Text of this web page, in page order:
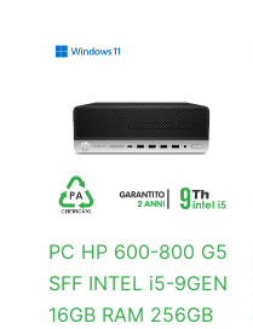
PC HP 600-800 G5
SFF INTEL i5-9GEN
16GB RAM 256GB